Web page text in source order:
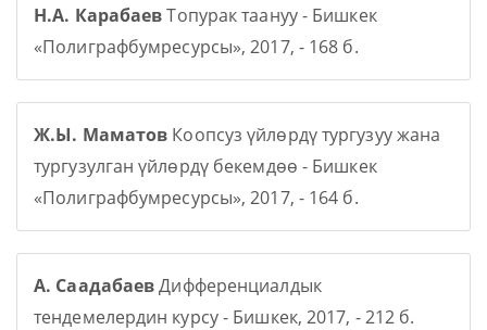
Н.А. КарабаевТопурак таануу - Бишкек
«Полиграфбумресурсы», 2017, - 168 б.
Ж.Ы. Маматов Коопсуз үйлөрдү тургузуу жана
тургузулган үйлөрдү бекемдөө - Бишкек
«Полиграфбумресурсы», 2017, - 164 б.
А. СаадабаевДифференциалдык
тендемелердин курсу - Бишкек, 2017, - 212 б.